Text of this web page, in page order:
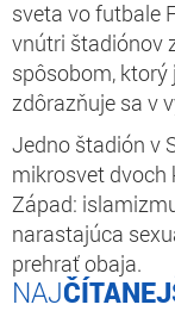
sveta vo futbale
vnútri štadiónov
spôsobom,
zdôrazňuje sa v
Jedno štadión v
mikrosvet dvoch
Západ:
narastajúca
prehrať obaja.